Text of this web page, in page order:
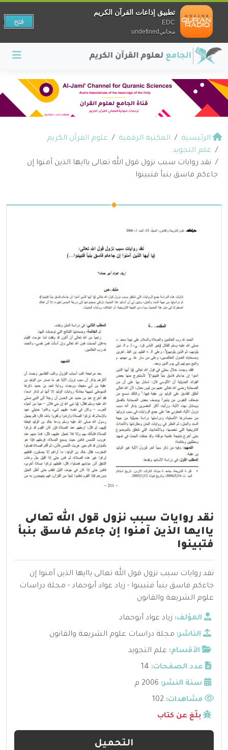
الرئيسية المكتبة الرقمية
علوم القرآن الكريم
علم التجويد
نقد روايات سبب نزول قول الله تعالى ياايها الذين آمنوا إن
جاءكم فاسق بنبأ فتبينوا
نقد روايات سبب نزول قول الله تعالى
ياايها الذين آمنوا إن جاءكم فاسق بنبأ
فتبينوا
نقد روايات سبب نزول قول الله تعالى ياايها الذين آمنوا إن
جاءكم فاسق بنبأ فتبينوا - زياد عواد أبوحماد - مجلة دراسات
علوم الشريعة والقانون
المؤلف: زياد عواد أبوحماد
الناشر: مجلة دراسات علوم الشريعة والقانون
الأقسام: علم التجويد
عدد الصفحات: 14
سنة النشر: 2006 م
مشاهدات:
بلّغ عن كتاب
التحميل
تطبيق إذاعات القرآن الكريم
EDC
مجانيundefined
فتح